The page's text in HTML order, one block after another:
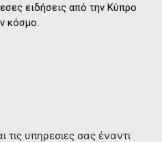
ειδήσεις από την Κύπρο
κόσμο.
υπηρεσιες σας έναντι